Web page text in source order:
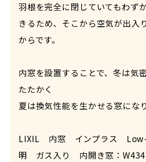
羽根を完全に閉じていてもわず
きるため、そこから空気が出入
からです。
内窓を設置することで、冬は気
たたかく
夏は換気性能を生かせる窓にな
LIXIL 内窓 インプラス
明 ガス入り 内開き窓：